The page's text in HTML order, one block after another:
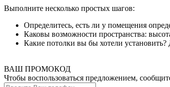
Выполните несколько простых шагов:
Определитесь, есть ли у помещения
Каковы возможности пространства:
Какие потолки вы бы хотели
ВАШ ПРОМОКОД
Чтобы воспользоваться предложением,